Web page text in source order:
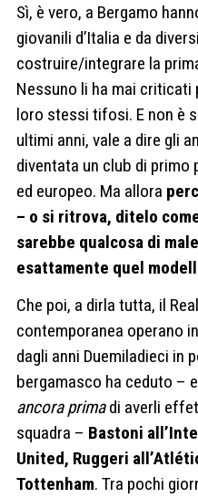
Sì, è vero, a Bergamo
giovanili d’Italia e da
costruire/integrare la
Nessuno li ha mai
loro stessi tifosi. E non è
ultimi anni, vale a dire gli
diventata un club di primo
ed europeo. Ma allora
– o si ritrova, ditelo
sarebbe qualcosa di
esattamente quel
Che poi, a dirla tutta, il
contemporanea operano
dagli anni Duemiladieci in
bergamasco ha ceduto –
ancora primadi averli
squadra – Bastoni
United, Ruggeri
Tottenham. Tra pochi